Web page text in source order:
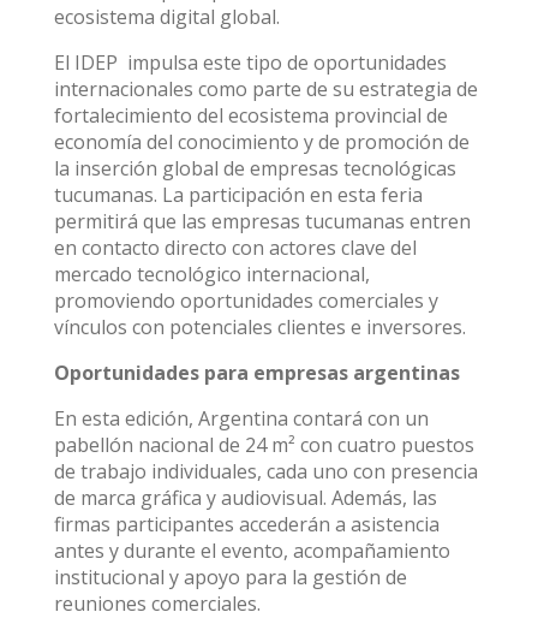
ecosistema digital global.
El IDEP impulsa este tipo de oportunidades
internacionales como parte de su estrategia de
fortalecimiento del ecosistema provincial de
economía del conocimiento y de promoción de
la inserción global de empresas tecnológicas
tucumanas. La participación en esta feria
permitirá que las empresas tucumanas entren
en contacto directo con actores clave del
mercado tecnológico internacional,
promoviendo oportunidades comerciales y
vínculos con potenciales clientes e inversores.
Oportunidades para empresas argentinas
En esta edición, Argentina contará con un
pabellón nacional de 24 m² con cuatro puestos
de trabajo individuales, cada uno con presencia
de marca gráfica y audiovisual. Además, las
firmas participantes accederán a asistencia
antes y durante el evento, acompañamiento
institucional y apoyo para la gestión de
reuniones comerciales.